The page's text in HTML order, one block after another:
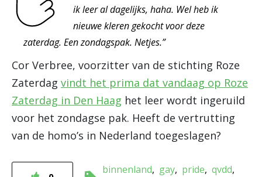
ik leer al dagelijks, haha. Wel heb ik
nieuwe kleren gekocht voor deze
zaterdag. Een zondagspak. Netjes.”
Cor Verbree, voorzitter van de stichting Roze
Zaterdag vindt het prima dat vandaag op Roze
Zaterdag in Den Haag het leer wordt ingeruild
voor het zondagse pak. Heeft de vertrutting
van de homo’s in Nederland toegeslagen?
binnenland gay pride qvdd